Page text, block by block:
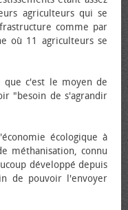
agriculteurs qui se
comme par
où 11 agriculteurs se
que c'est le moyen de
"besoin de s'agrandir
écologique à
méthanisation, connu
développé depuis
de pouvoir l'envoyer